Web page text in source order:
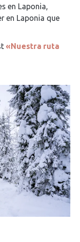
en Laponia,
en Laponia que
«Nuestra ruta